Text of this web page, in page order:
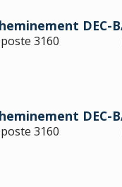
DEC-
3160
DEC-
3160